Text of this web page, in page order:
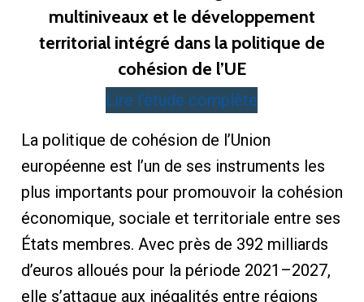
multiniveaux et le développement
territorial intégré dans la politique de
cohésion de l’UE
Lire l’étude complète
La politique de cohésion de l’Union
européenne est l’un de ses instruments les
plus importants pour promouvoir la cohésion
économique, sociale et territoriale entre ses
États membres. Avec près de 392 milliards
d’euros alloués pour la période 2021–2027,
elle s’attaque aux inégalités entre régions